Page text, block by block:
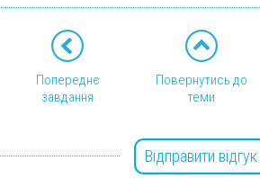
Попереднє
завдання
Повернутись до
теми
Відправити відгук